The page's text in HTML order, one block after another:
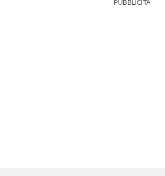
PUBBLICITÀ